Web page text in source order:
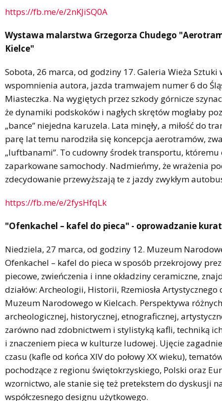
https://fb.me/e/2nKJiSQ0A
Wystawa malarstwa Grzegorza Chudego
Kielce"
Sobota, 26 marca, od godziny 17. Galeria Wieża Sztuki
wspomnienia autora, jazda tramwajem numer 6 do
Miasteczka. Na wygiętych przez szkody górnicze
że dynamiki podskoków i nagłych skrętów mogłaby
„bance” niejedna karuzela. Lata minęły, a miłość do
parę lat temu narodziła się koncepcja aerotramów,
„luftbanami”. To cudowny środek transportu, któremu
zaparkowane samochody. Nadmieńmy, że wrażenia
zdecydowanie przewyższają te z jazdy zwykłym
https://fb.me/e/2fysHfqLk
"Ofenkachel – kafel do pieca" - oprowadzanie
Niedziela, 27 marca, od godziny 12. Muzeum
Ofenkachel – kafel do pieca w sposób przekrojowy
piecowe, zwieńczenia i inne okładziny ceramiczne,
działów: Archeologii, Historii, Rzemiosła
Muzeum Narodowego w Kielcach. Perspektywa
archeologicznej, historycznej, etnograficznej,
zarówno nad zdobnictwem i stylistyką kafli, techniką
i znaczeniem pieca w kulturze ludowej. Ujęcie
czasu (kafle od końca XIV do połowy XX wieku),
pochodzące z regionu świętokrzyskiego, Polski oraz
wzornictwo, ale stanie się też pretekstem do dyskusji
współczesnego designu użytkowego.